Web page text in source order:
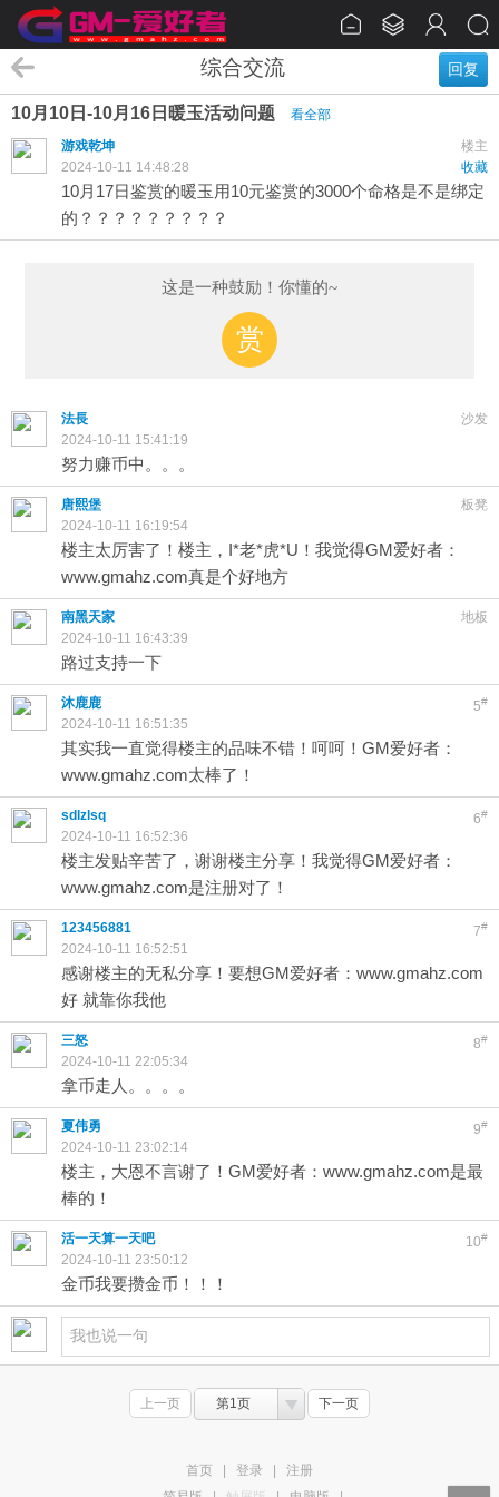
回复
综合交流
10月10日-10月16日暖玉活动问题
看全部
楼主
游戏乾坤
收藏
2024-10-11 14:48:28
10月17日鉴赏的暖玉用10元鉴赏的3000个命格是不是绑定
的？？？？？？？？？
这是一种鼓励！你懂的~
赏
沙发
法長
2024-10-11 15:41:19
努力赚币中。。。
板凳
唐熙堡
2024-10-11 16:19:54
楼主太厉害了！楼主，I*老*虎*U！我觉得GM爱好者：
www.gmahz.com真是个好地方
地板
南黑天家
2024-10-11 16:43:39
路过支持一下
5#
沐鹿鹿
2024-10-11 16:51:35
其实我一直觉得楼主的品味不错！呵呵！GM爱好者：
www.gmahz.com太棒了！
6#
sdlzlsq
2024-10-11 16:52:36
楼主发贴辛苦了，谢谢楼主分享！我觉得GM爱好者：
www.gmahz.com是注册对了！
7#
123456881
2024-10-11 16:52:51
感谢楼主的无私分享！要想GM爱好者：www.gmahz.com
好 就靠你我他
8#
三怒
2024-10-11 22:05:34
拿币走人。。。。
9#
夏伟勇
2024-10-11 23:02:14
楼主，大恩不言谢了！GM爱好者：www.gmahz.com是最
棒的！
10#
活一天算一天吧
2024-10-11 23:50:12
金币我要攒金币！！！
上一页 第1页 下一页
首页 登录
注册